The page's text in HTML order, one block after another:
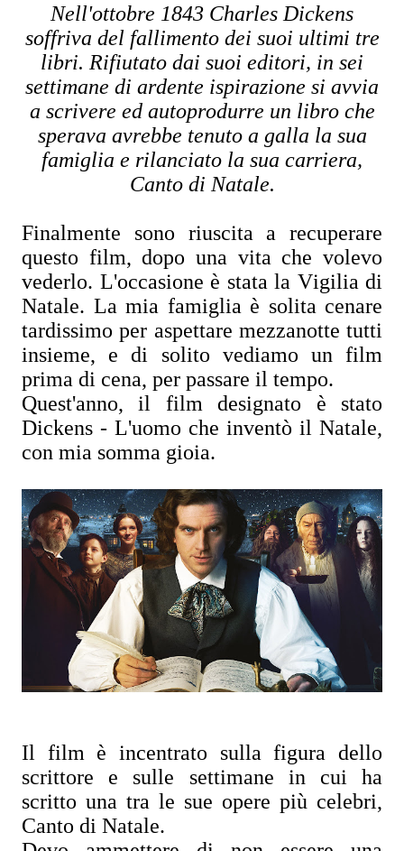
Nell'ottobre 1843 Charles Dickens
soffriva del fallimento dei suoi ultimi tre
libri. Rifiutato dai suoi editori, in sei
settimane di ardente ispirazione si avvia
a scrivere ed autoprodurre un libro che
sperava avrebbe tenuto a galla la sua
famiglia e rilanciato la sua carriera,
Canto di Natale.
Finalmente sono riuscita a recuperare
questo film, dopo una vita che volevo
vederlo. L'occasione è stata la Vigilia di
Natale. La mia famiglia è solita cenare
tardissimo per aspettare mezzanotte tutti
insieme, e di solito vediamo un film
prima di cena, per passare il tempo.
Quest'anno, il film designato è stato
Dickens - L'uomo che inventò il Natale,
con mia somma gioia.
Il film è incentrato sulla figura dello
scrittore e sulle settimane in cui ha
scritto una tra le sue opere più celebri,
Canto di Natale.